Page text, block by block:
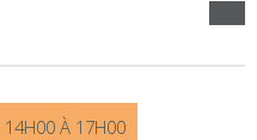
14H00 À 17H00